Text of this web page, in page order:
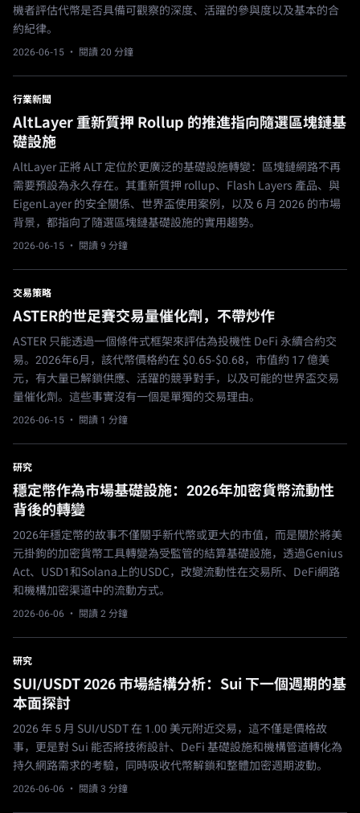
機者評估代幣是否具備可觀察的深度、活躍的參與度以及基本的合
約紀律。
2026-06-15 · 閱讀 20 分鐘
行業新聞
AltLayer 重新質押 Rollup 的推進指向隨選區塊鏈基
礎設施
AltLayer 正將 ALT 定位於更廣泛的基礎設施轉變：區塊鏈網路不再
需要預設為永久存在。其重新質押 rollup、Flash Layers 產品、與
EigenLayer 的安全關係、世界盃使用案例，以及 6 月 2026 的市場
背景，都指向了隨選區塊鏈基礎設施的實用趨勢。
2026-06-15 · 閱讀 9 分鐘
交易策略
ASTER的世足賽交易量催化劑，不帶炒作
ASTER 只能透過一個條件式框架來評估為投機性 DeFi 永續合約交
易。2026年6月，該代幣價格約在 $0.65-$0.68，市值約 17 億美
元，有大量已解鎖供應、活躍的競爭對手，以及可能的世界盃交易
量催化劑。這些事實沒有一個是單獨的交易理由。
2026-06-15 · 閱讀 1 分鐘
研究
穩定幣作為市場基礎設施：2026年加密貨幣流動性
背後的轉變
2026年穩定幣的故事不僅關乎新代幣或更大的市值，而是關於將美
元掛鉤的加密貨幣工具轉變為受監管的結算基礎設施，透過Genius
Act、USD1和Solana上的USDC，改變流動性在交易所、DeFi網路
和機構加密渠道中的流動方式。
2026-06-06 · 閱讀 2 分鐘
研究
SUI/USDT 2026 市場結構分析：Sui 下一個週期的基
本面探討
2026 年 5 月 SUI/USDT 在 1.00 美元附近交易，這不僅是價格故
事，更是對 Sui 能否將技術設計、DeFi 基礎設施和機構管道轉化為
持久網路需求的考驗，同時吸收代幣解鎖和整體加密週期波動。
2026-06-06 · 閱讀 3 分鐘